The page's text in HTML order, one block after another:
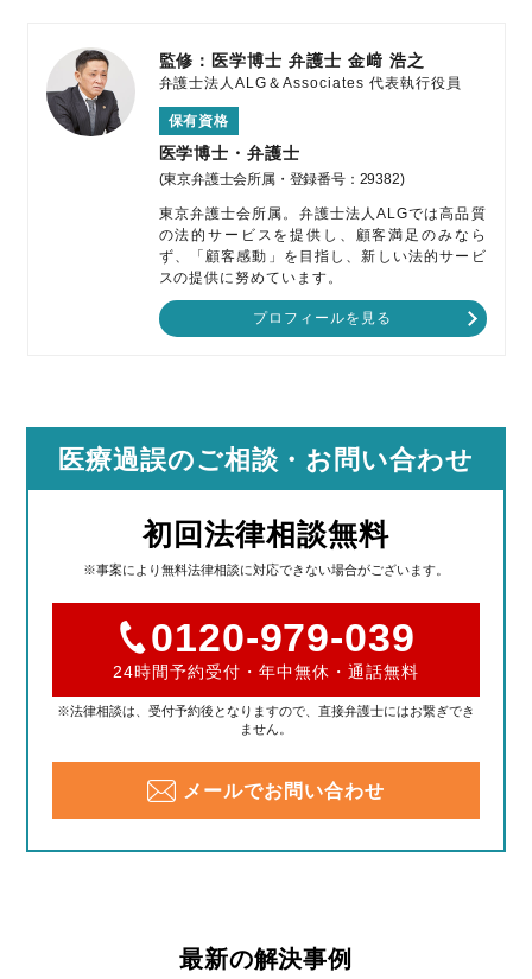
監修：医学博士 弁護士金﨑 浩之
弁護士法人ALG＆Associates 代表執行役員
保有資格
医学博士・弁護士
(東京弁護士会所属・登録番号：29382)
東京弁護士会所属。弁護士法人ALGでは高品質
の法的サービスを提供し、顧客満足のみなら
ず、「顧客感動」を目指し、新しい法的サービ
スの提供に努めています。
プロフィールを見る
医療過誤のご相談 ・お問い合わせ
初回法律相談無料
※事案により無料法律相談に対応できない場合がございます。
0120-979-039
24時間予約受付・年中無休・通話無料
※法律相談は、受付予約後となりますので、直接弁護士にはお繋ぎでき
ません。
メールでお問い合わせ
最新の解決事例